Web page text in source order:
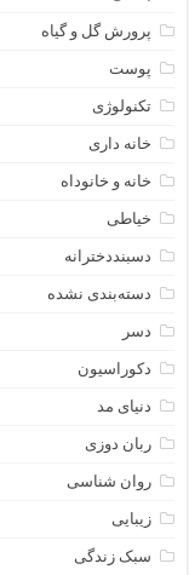
پرورش گل و گیاه
پوست
تکنولوژی
خانه داری
خانه و خانوداه
خیاطی
دسبنددخترانه
دسته‌بندی نشده
دسر
دکوراسیون
دنیای مد
ربان دوزی
روان شناسی
زیبایی
سبک زندگی